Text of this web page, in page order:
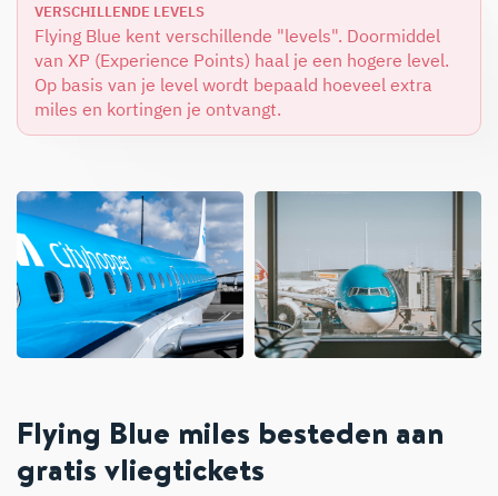
VERSCHILLENDE LEVELS
Flying Blue kent verschillende "levels". Doormiddel
van XP (Experience Points) haal je een hogere level.
Op basis van je level wordt bepaald hoeveel extra
miles en kortingen je ontvangt.
Flying Blue miles besteden aan
gratis vliegtickets